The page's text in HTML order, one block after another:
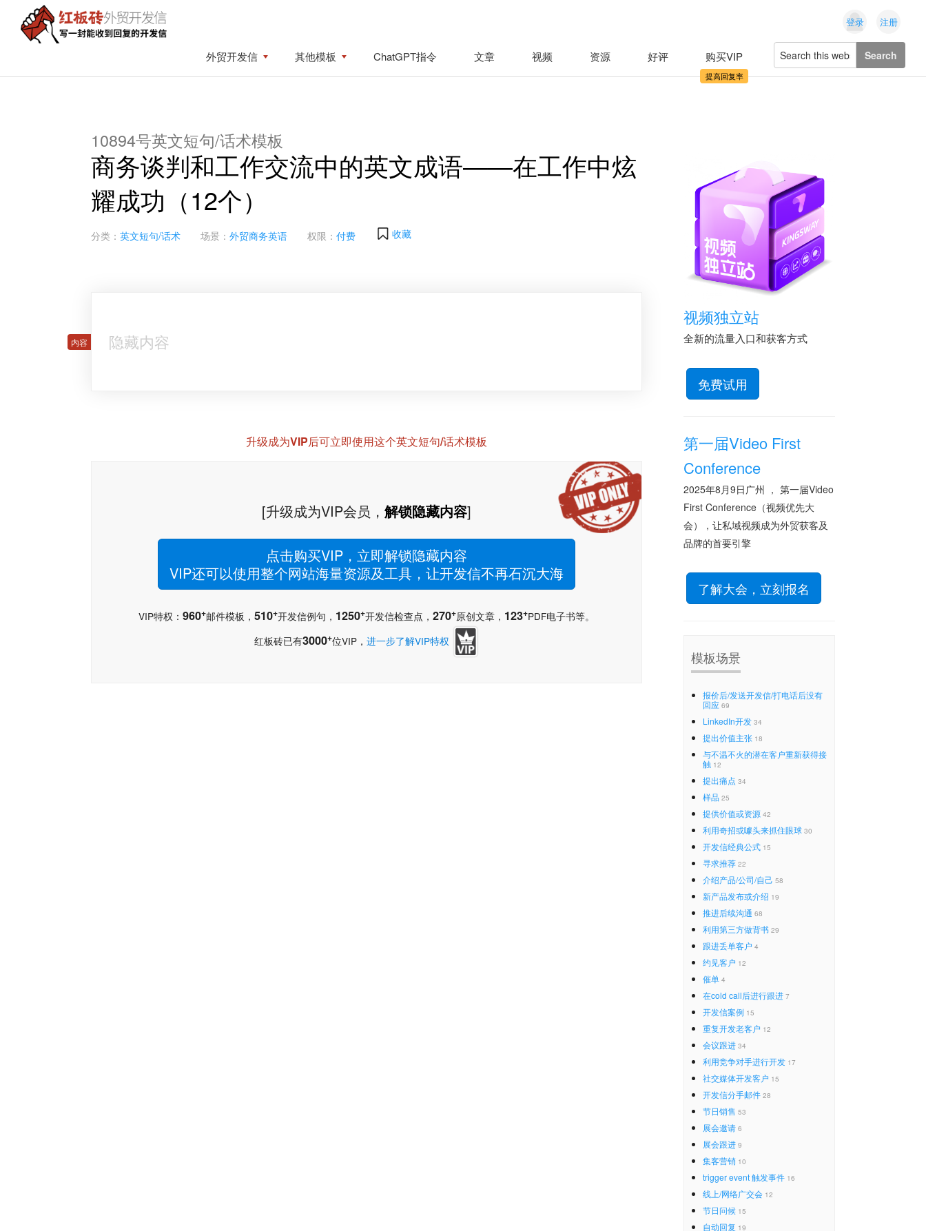
primary
content
砖
登录 注册
外贸开发信 其他模板 ChatGPT指令 文章 视频 资源 好评 购买VIP
Search
this
website
10894号英文短句/话术模板
商务谈判和工作交流中的英文成语——在工作中炫
耀成功（12个）
分类： 英文短句/话术 场景： 外贸商务英语 权限： 付费 收藏
隐藏内容
升级成为VIP后可立即使用这个英文短句/话术模板
[升级成为VIP会员， 解锁隐藏内容]
点击购买VIP，立即解锁隐藏内容
VIP还可以使用整个网站海量资源及工具，让开发信不再石沉大海
VIP特权： 960+邮件模板， 510+开发信例句， 1250+开发信检查点， 270+原创文章， 123+PDF电子书等。
红板砖已有3000+位VIP， 进一步了解VIP特权
视频独立站
全新的流量入口和获客方式
免费试用
第一届Video First
Conference
2025年8月9日广州 ， 第一届Video
First Conference（视频优先大
会），让私域视频成为外贸获客及
品牌的首要引擎
了解大会，立刻报名
模板场景
报价后/发送开发信/打电话后没有
回应 69
LinkedIn开发 34
提出价值主张 18
与不温不火的潜在客户重新获得接
触 12
提出痛点 34
样品 25
提供价值或资源 42
利用奇招或噱头来抓住眼球 30
开发信经典公式 15
寻求推荐 22
介绍产品/公司/自己 58
新产品发布或介绍 19
推进后续沟通 68
利用第三方做背书 29
跟进丢单客户 4
约见客户 12
催单 4
在cold call后进行跟进 7
开发信案例 15
重复开发老客户 12
会议跟进 34
利用竞争对手进行开发 17
社交媒体开发客户 15
开发信分手邮件 28
节日销售 53
展会邀请 6
展会跟进 9
集客营销 10
trigger event 触发事件 16
线上/网络广交会 12
节日问候 15
自动回复 19